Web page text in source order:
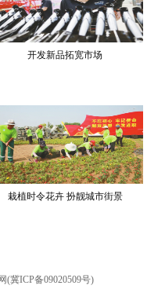
开发新品拓宽市场
栽植时令花卉 扮靓城市街景